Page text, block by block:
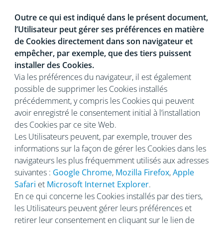
Outre ce qui est indiqué dans le présent document,
l’Utilisateur peut gérer ses préférences en matière
de Cookies directement dans son navigateur et
empêcher, par exemple, que des tiers puissent
installer des Cookies.
Via les préférences du navigateur, il est également
possible de supprimer les Cookies installés
précédemment, y compris les Cookies qui peuvent
avoir enregistré le consentement initial à l’installation
des Cookies par ce site Web.
Les Utilisateurs peuvent, par exemple, trouver des
informations sur la façon de gérer les Cookies dans les
navigateurs les plus fréquemment utilisés aux adresses
suivantes : Google Chrome, Mozilla Firefox,Apple
Safari et Microsoft Internet Explorer.
En ce qui concerne les Cookies installés par des tiers,
les Utilisateurs peuvent gérer leurs préférences et
retirer leur consentement en cliquant sur le lien de